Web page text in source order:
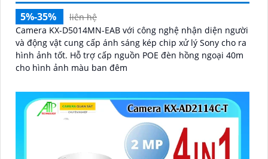
5%-35%
liên hệ
Camera KX-D5014MN-EAB với công nghệ nhận diện người
và động vật cung cấp ánh sáng kép chip xử lý Sony cho ra
hình ảnh tốt. Hỗ trợ cấp nguồn POE đèn hồng ngoại 40m
cho hình ảnh màu ban đêm